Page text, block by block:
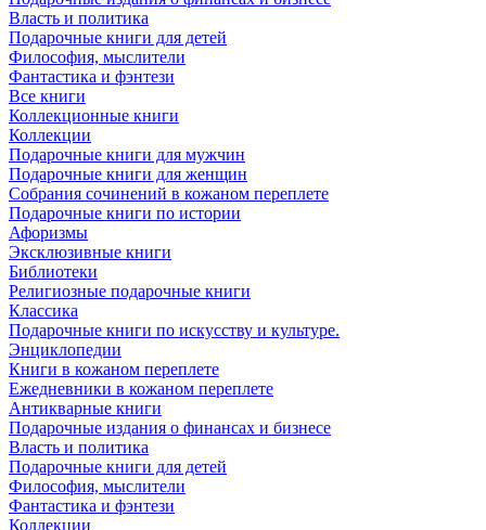
Власть и политика
Подарочные книги для детей
Философия, мыслители
Фантастика и фэнтези
Все книги
Коллекционные книги
Коллекции
Подарочные книги для мужчин
Подарочные книги для женщин
Собрания сочинений в кожаном переплете
Подарочные книги по истории
Афоризмы
Эксклюзивные книги
Библиотеки
Религиозные подарочные книги
Классика
Подарочные книги по искусству и культуре.
Энциклопедии
Книги в кожаном переплете
Ежедневники в кожаном переплете
Антикварные книги
Подарочные издания о финансах и бизнесе
Власть и политика
Подарочные книги для детей
Философия, мыслители
Фантастика и фэнтези
Коллекции